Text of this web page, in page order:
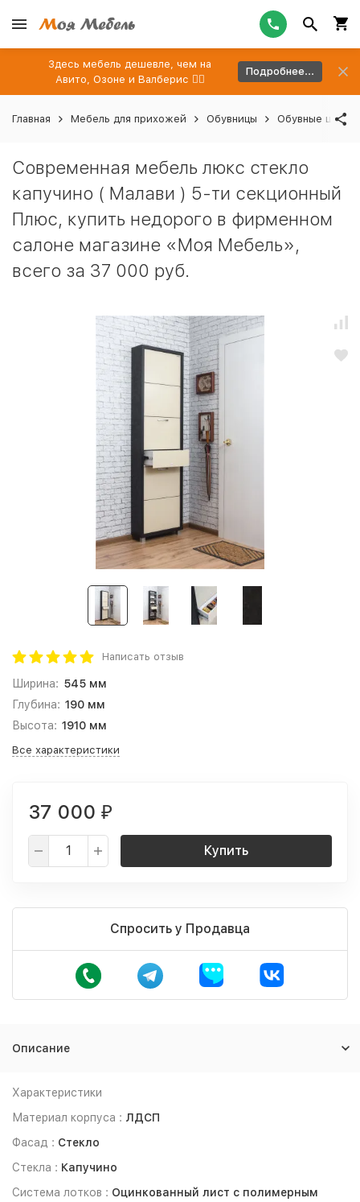
Здесь мебель дешевле, чем на
Авито, Озоне и Валберис 👉🏻
Подробнее...
Главная Мебель для прихожей Обувницы Обувные
Современная мебель люкс стекло
капучино ( Малави ) 5-ти секционный
Плюс, купить недорого в фирменном
салоне магазине «Моя Мебель»,
всего за 37 000 руб.
Написать отзыв
Ширина: 545 мм
Глубина: 190 мм
Высота: 1910 мм
Все характеристики
37 000 ₽
Купить
Спросить у Продавца
Описание
Характеристики
Материал корпуса : ЛДСП
Фасад : Стекло
Стекла : Капучино
Система лотков : Оцинкованный лист с полимерным